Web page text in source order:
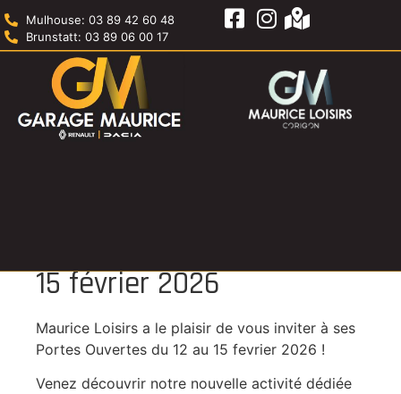
Contact
Mulhouse: 03 89 42 60 48
Brunstatt: 03 89 06 00 17
15 février 2026
Maurice Loisirs a le plaisir de vous inviter à ses
Portes Ouvertes du 12 au 15 fevrier 2026 !
Venez découvrir notre nouvelle activité dédiée